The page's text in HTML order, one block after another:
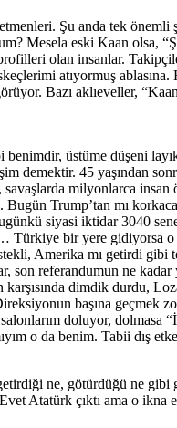
Şu anda tek
Mesela eski Kaan olsa,
olan insanlar.
atıyormuş
Bazı aklıeveller,
üstüme düşeni
demektir. 45 yaşından
milyonlarca
Trump’tan mı
siyasi iktidar 3040
bir yere gidiyorsa o
Amerika mı getirdi gibi
son referandumun ne
dimdik durdu,
başına geçmek
doluyor, dolmasa
o da benim. Tabii dış
ne, götürdüğü ne gibi
Atatürk çıktı ama o ikna